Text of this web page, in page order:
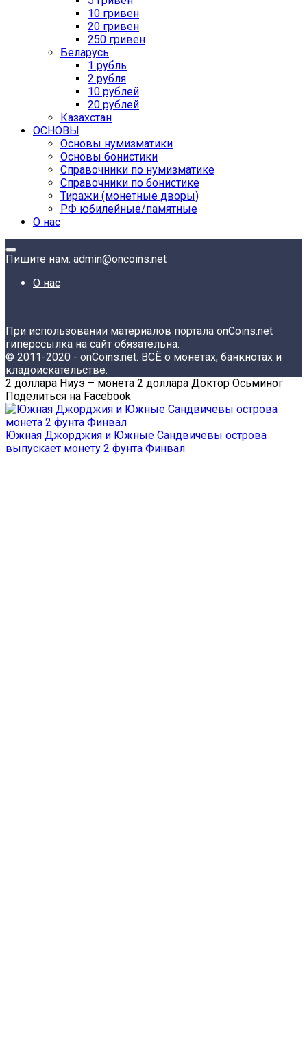
10 гривен
20 гривен
250 гривен
Беларусь
1 рубль
2 рубля
10 рублей
20 рублей
Казахстан
ОСНОВЫ
Основы нумизматики
Основы бонистики
Справочники по нумизматике
Справочники по бонистике
Тиражи (монетные дворы)
РФ юбилейные/памятные
О нас
Пишите нам: admin@oncoins.net
О нас
При использовании материалов портала onCoins.net
гиперссылка на сайт обязательна.
© 2011-2020 - onCoins.net. ВСЁ о монетах, банкнотах и
кладоискательстве.
2 доллара Ниуэ – монета 2 доллара Доктор Осьминог
Поделиться на Facebook
Южная Джорджия и Южные Сандвичевы острова
выпускает монету 2 фунта Финвал